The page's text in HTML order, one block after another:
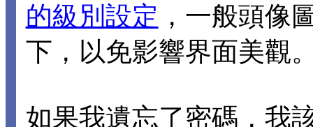
的級別設定 ，一般頭像
下，以免影響界面美觀
如果我遺忘了密碼，我